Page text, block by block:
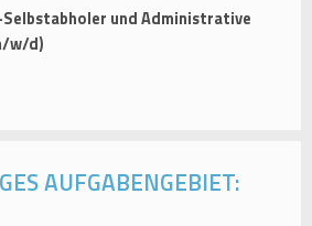
und Administrative
w/d)
AUFGABENGEBIET: